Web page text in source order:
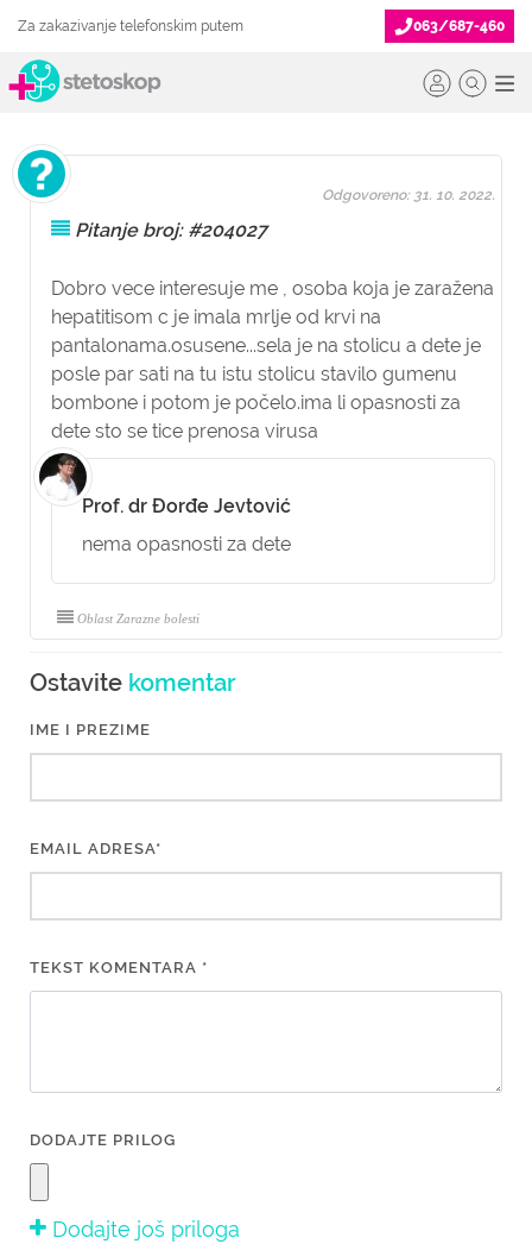
Za zakazivanje telefonskim putem 063/687-460
Pitanje broj: #204027
Dobro vece interesuje me , osoba koja je zaražena
hepatitisom c je imala mrlje od krvi na
pantalonama.osusene...sela je na stolicu a dete je
posle par sati na tu istu stolicu stavilo gumenu
bombone i potom je počelo.ima li opasnosti za
dete sto se tice prenosa virusa
Odgovoreno: 31. 10. 2022.
Prof. dr Đorđe Jevtović
nema opasnosti za dete
Oblast Zarazne bolesti
Ostavite komentar
IME I PREZIME
EMAIL ADRESA*
TEKST KOMENTARA *
DODAJTE PRILOG
Dodajte još priloga